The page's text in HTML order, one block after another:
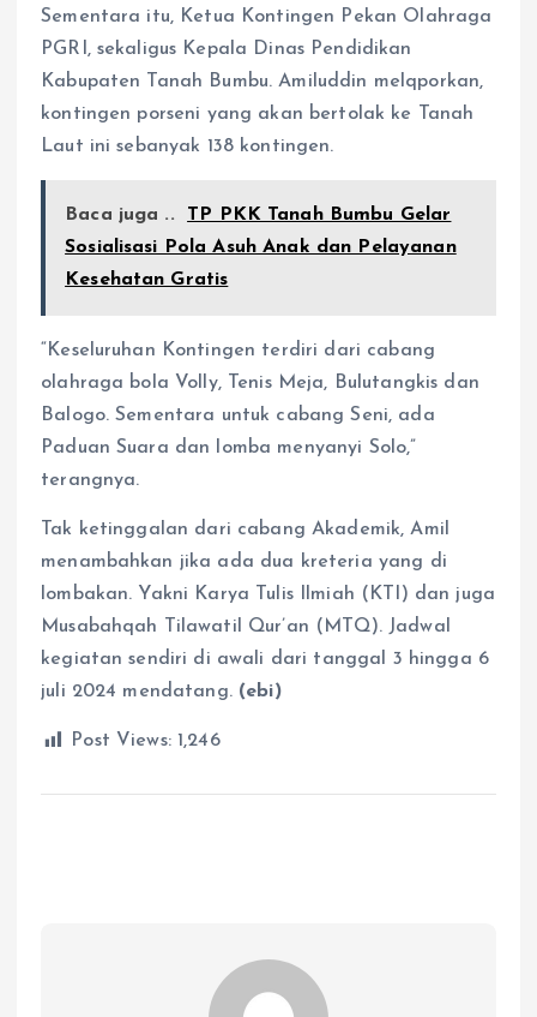
Sementara itu, Ketua Kontingen Pekan Olahraga
PGRI, sekaligus Kepala Dinas Pendidikan
Kabupaten Tanah Bumbu. Amiluddin melqporkan,
kontingen porseni yang akan bertolak ke Tanah
Laut ini sebanyak 138 kontingen.
Baca juga ..
TP PKK Tanah Bumbu Gelar
Sosialisasi Pola Asuh Anak dan Pelayanan
Kesehatan Gratis
“Keseluruhan Kontingen terdiri dari cabang
olahraga bola Volly, Tenis Meja, Bulutangkis dan
Balogo. Sementara untuk cabang Seni, ada
Paduan Suara dan lomba menyanyi Solo,”
terangnya.
Tak ketinggalan dari cabang Akademik, Amil
menambahkan jika ada dua kreteria yang di
lombakan. Yakni Karya Tulis Ilmiah (KTI) dan juga
Musabahqah Tilawatil Qur’an (MTQ). Jadwal
kegiatan sendiri di awali dari tanggal 3 hingga 6
juli 2024 mendatang. (ebi)
Post Views: 1,246